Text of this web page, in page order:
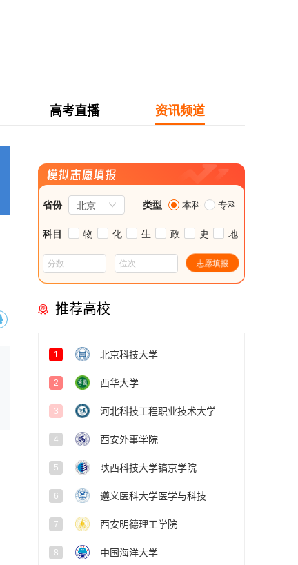
高考直播 资讯频道
推荐高校
1 北京科技大学
2 西华大学
3 河北科技工程职业技术大学
4 西安外事学院
5 陕西科技大学镐京学院
6
7 西安明德理工学院
8 中国海洋大学